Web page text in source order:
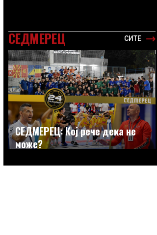
СЕДМЕРЕЦ СИТЕ
СЕДМЕРЕЦ: Кој рече дека не
може?